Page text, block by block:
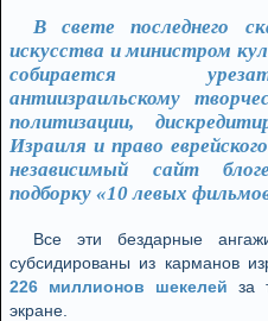
В свете последнего
искусства и министром
собирается
антиизраильскому
политизации,
Израиля и право
независимый сайт
подборку «10 левых
Все эти бездарные
субсидированы из карманов
226 миллионов шекелей за
экране.